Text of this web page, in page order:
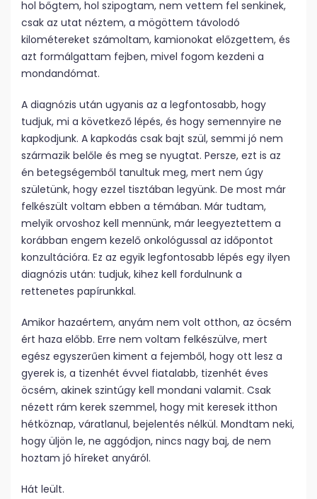
hol bőgtem, hol szipogtam, nem vettem fel senkinek,
csak az utat néztem, a mögöttem távolodó
kilométereket számoltam, kamionokat előzgettem, és
azt formálgattam fejben, mivel fogom kezdeni a
mondandómat.
A diagnózis után ugyanis az a legfontosabb, hogy
tudjuk, mi a következő lépés, és hogy semennyire ne
kapkodjunk. A kapkodás csak bajt szül, semmi jó nem
származik belőle és meg se nyugtat. Persze, ezt is az
én betegségemből tanultuk meg, mert nem úgy
születünk, hogy ezzel tisztában legyünk. De most már
felkészült voltam ebben a témában. Már tudtam,
melyik orvoshoz kell mennünk, már leegyeztettem a
korábban engem kezelő onkológussal az időpontot
konzultációra. Ez az egyik legfontosabb lépés egy ilyen
diagnózis után: tudjuk, kihez kell fordulnunk a
rettenetes papírunkkal.
Amikor hazaértem, anyám nem volt otthon, az öcsém
ért haza előbb. Erre nem voltam felkészülve, mert
egész egyszerűen kiment a fejemből, hogy ott lesz a
gyerek is, a tizenhét évvel fiatalabb, tizenhét éves
öcsém, akinek szintúgy kell mondani valamit. Csak
nézett rám kerek szemmel, hogy mit keresek itthon
hétköznap, váratlanul, bejelentés nélkül. Mondtam neki,
hogy üljön le, ne aggódjon, nincs nagy baj, de nem
hoztam jó híreket anyáról.
Hát leült.